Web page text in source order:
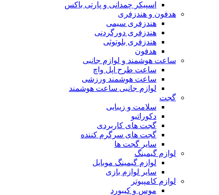
اسپیکر چمدانی و پارتی باکس
هدفون و هندزفری
هندزفری سیمی
هندزفری دورگردنی
هندزفری بلوتوثی
هدفون
ساعت هوشمند و لوازم جانبی
ساعت طرح اپل واچ
ساعت هوشمند ورزشی
لوازم جانبی ساعت هوشمند
گجت
سلامت و زیبایی
دکوراتیو
گجت های کاربردی
گجت های سرگرم کننده
سایر گجت ها
لوازم گیمینگ
لوازم گیمینگ موبایل
سایر لوازم بازی
لوازم کامپیوتر
موس و کیبورد